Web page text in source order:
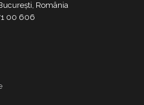
România
00 606